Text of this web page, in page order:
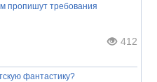
пропишут требования
412
фантастику?